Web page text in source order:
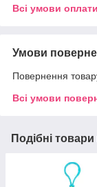
Всі умови оплати
Умови
Повернення
Всі умови
Подібні товари